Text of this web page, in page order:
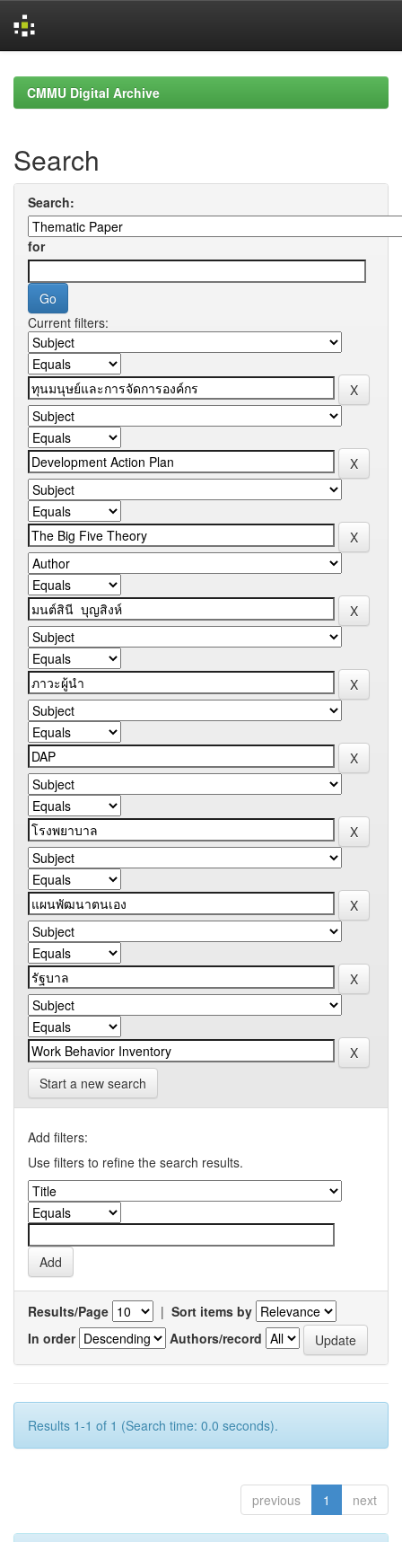
navigationCMMU Digital Archive
Search
Search:
for
Current filters:
Start a new search
Add filters:
Use filters to refine the search results.
Results/Page | Sort items by
In order
Authors/record
Results 1-1 of 1 (Search time: 0.0 seconds).
previous 1 next